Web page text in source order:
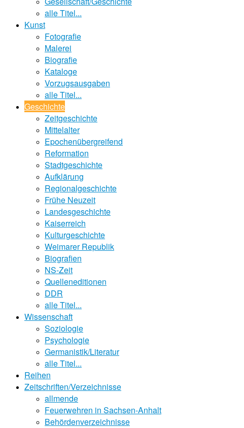
alle Titel...
Kunst
Fotografie
Malerei
Biografie
Kataloge
Vorzugsausgaben
alle Titel...
Geschichte
Zeitgeschichte
Mittelalter
Epochenübergreifend
Reformation
Stadtgeschichte
Aufklärung
Regionalgeschichte
Frühe Neuzeit
Landesgeschichte
Kaiserreich
Kulturgeschichte
Weimarer Republik
Biografien
NS-Zeit
Quelleneditionen
DDR
alle Titel...
Wissenschaft
Soziologie
Psychologie
Germanistik/Literatur
alle Titel...
Reihen
Zeitschriften/Verzeichnisse
allmende
Feuerwehren in Sachsen-Anhalt
Behördenverzeichnisse